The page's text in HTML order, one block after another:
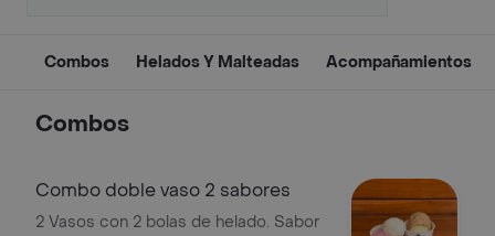
Combos Helados Y Malteadas Acompañamientos
Combos
Combo doble vaso 2 sabores
2 Vasos con 2 bolas de helado. Sabor